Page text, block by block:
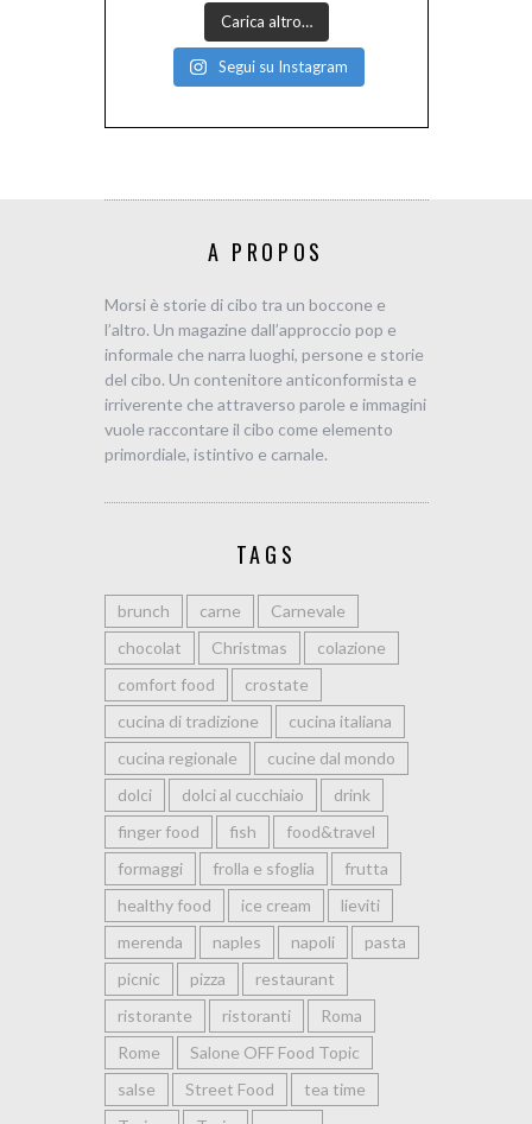
Carica altro…
Segui su Instagram
A PROPOS
Morsi è storie di cibo tra un boccone e
l’altro. Un magazine dall’approccio pop e
informale che narra luoghi, persone e storie
del cibo. Un contenitore anticonformista e
irriverente che attraverso parole e immagini
vuole raccontare il cibo come elemento
primordiale, istintivo e carnale.
TAGS
brunch carne
Carnevale
chocolat
Christmas
colazione
comfort food
crostate
cucina di tradizione
cucina italiana
cucina regionale
cucine dal mondo
dolci
dolci al cucchiaio
drink
finger food
fish
food&travel
formaggi
frolla e sfoglia
frutta
healthy food
ice cream
lieviti
merenda
naples napoli
pasta
picnic
pizza
restaurant
ristorante
ristoranti
Roma
Rome
Salone OFF Food Topic
salse
Street Food
tea time